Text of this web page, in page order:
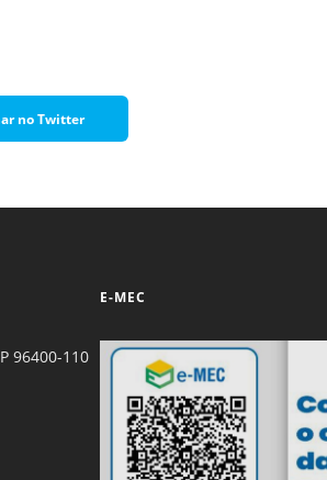
no Twitter
96400-110
E-MEC